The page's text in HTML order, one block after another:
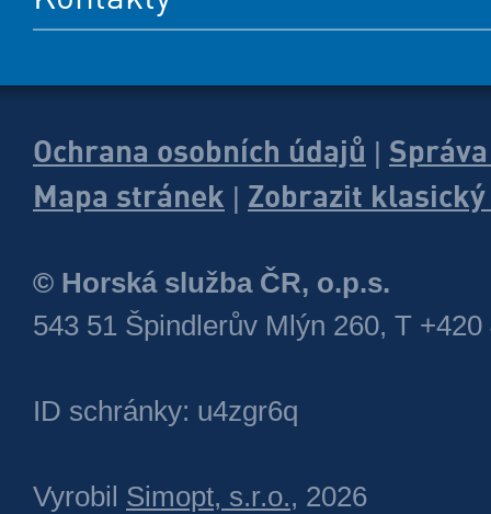
Ochrana osobních údajů
Mapa stránek
Zobrazit
© Horská služba ČR, o.p.s.
543 51 Špindlerův Mlýn 260, T +420
ID schránky: u4zgr6q
Vyrobil Simopt, s.r.o., 2026